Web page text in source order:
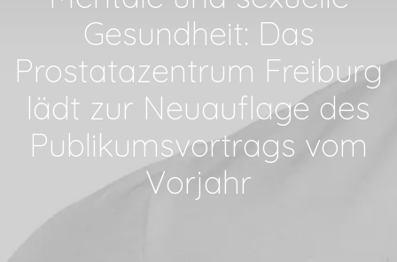
Gesundheit: Das
Prostatazentrum Freiburg
lädt zur Neuauflage des
Publikumsvortrags vom
Vorjahr